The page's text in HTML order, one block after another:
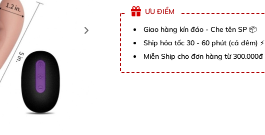
ƯU ĐIỂM
Giao hàng kín đáo - Che tên SP 📦
Ship hỏa tốc 30 - 60 phút (cả đêm) ⚡
Miễn Ship cho đơn hàng từ 300.000đ